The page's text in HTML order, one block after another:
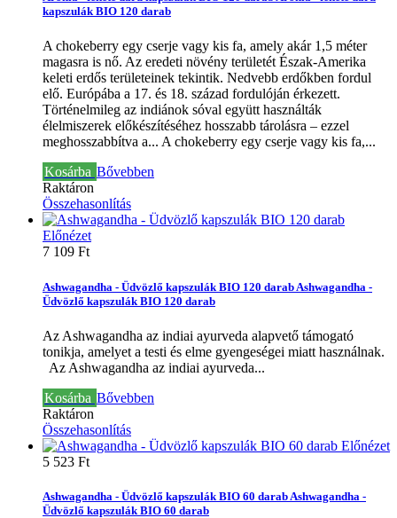
kapszulák BIO 120 darab
A chokeberry egy cserje vagy kis fa, amely akár 1,5 méter
magasra is nő. Az eredeti növény területét Észak-Amerika
keleti erdős területeinek tekintik. Nedvebb erdőkben fordul
elő. Európába a 17. és 18. század fordulóján érkezett.
Történelmileg az indiánok sóval együtt használták
élelmiszerek előkészítéséhez hosszabb tárolásra – ezzel
meghosszabbítva a... A chokeberry egy cserje vagy kis fa,...
Kosárba Bővebben
Raktáron
Összehasonlítás
Előnézet
7 109 Ft‎
Ashwagandha - Üdvözlő kapszulák BIO 120 darab Ashwagandha -
Üdvözlő kapszulák BIO 120 darab
Az Ashwagandha az indiai ayurveda alapvető támogató
tonikja, amelyet a testi és elme gyengeségei miatt használnak.
Az Ashwagandha az indiai ayurveda...
Kosárba Bővebben
Raktáron
Összehasonlítás
Előnézet
5 523 Ft‎
Ashwagandha - Üdvözlő kapszulák BIO 60 darab Ashwagandha -
Üdvözlő kapszulák BIO 60 darab